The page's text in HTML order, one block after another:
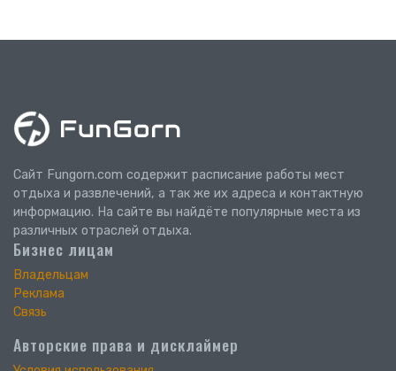
Сайт Fungorn.com содержит расписание работы мест
отдыха и развлечений, а так же их адреса и контактную
информацию. На сайте вы найдёте популярные места из
различных отраслей отдыха.
Бизнес лицам
Владельцам
Реклама
Связь
Авторские права и дисклаймер